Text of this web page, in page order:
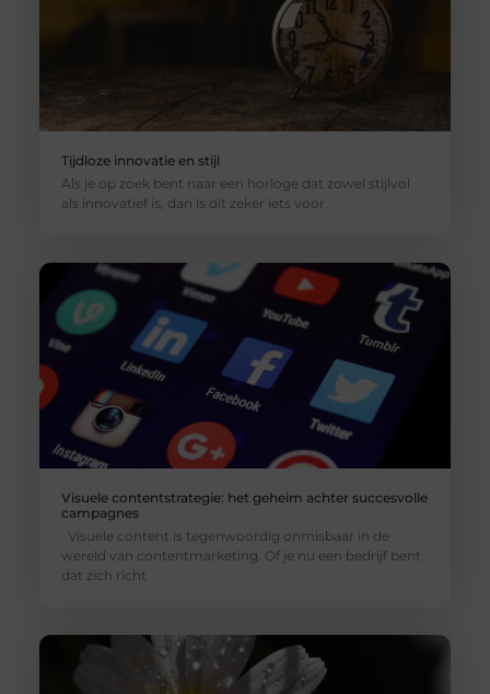
Tijdloze innovatie en stijl
Als je op zoek bent naar een horloge dat zowel stijlvol
als innovatief is, dan is dit zeker iets voor
Visuele contentstrategie: het geheim achter succesvolle
campagnes
Visuele content is tegenwoordig onmisbaar in de
wereld van contentmarketing. Of je nu een bedrijf bent
dat zich richt